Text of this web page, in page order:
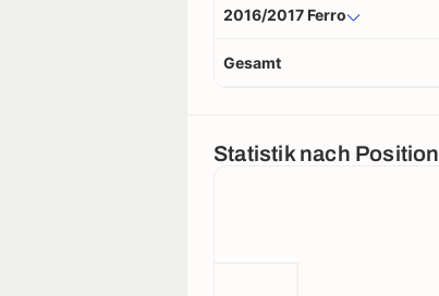
2016/2017 Ferro
Gesamt
Statistik nach Position